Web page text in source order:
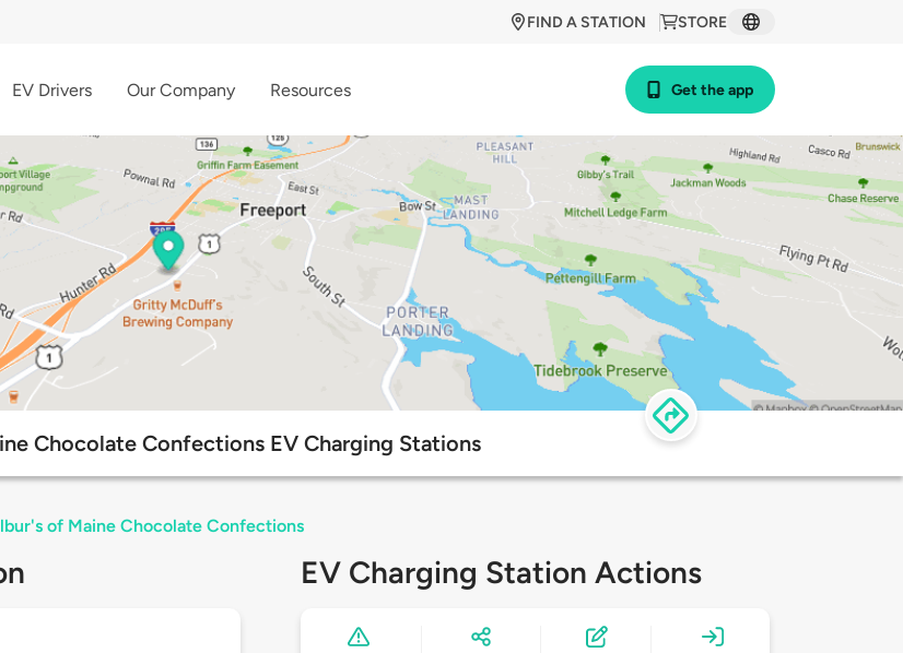
STORE
FIND A STATION
EV Drivers Our Company Resources Get the app
Chocolate Confections EV Charging Stations
of Maine Chocolate Confections
EV Charging Station Actions